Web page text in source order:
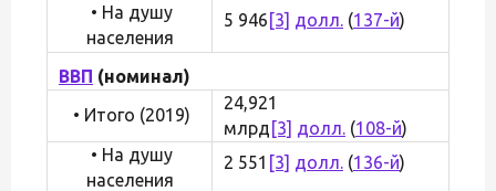
• На душу
населения
5 946 [3] долл. (137-й)
ВВП (номинал)
• Итого (2019)
24,921
млрд [3] долл. (108-й)
• На душу
населения
2 551 [3] долл. (136-й)